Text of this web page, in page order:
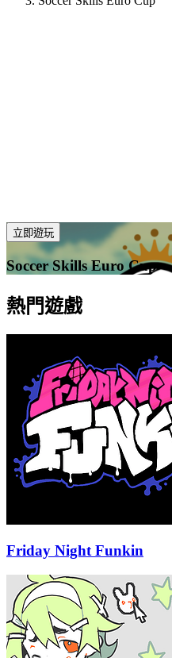
立即遊玩
Soccer Skills Euro Cup
熱門遊戲
Friday Night Funkin